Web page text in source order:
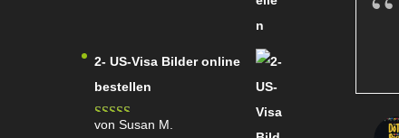
2- US-Visa Bilder online
bestellen
Bewertet mit
von Susan M.